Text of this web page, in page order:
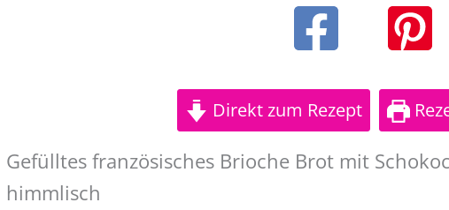
Direkt zum Rezept
Gefülltes französisches Brioche Brot mit
himmlisch